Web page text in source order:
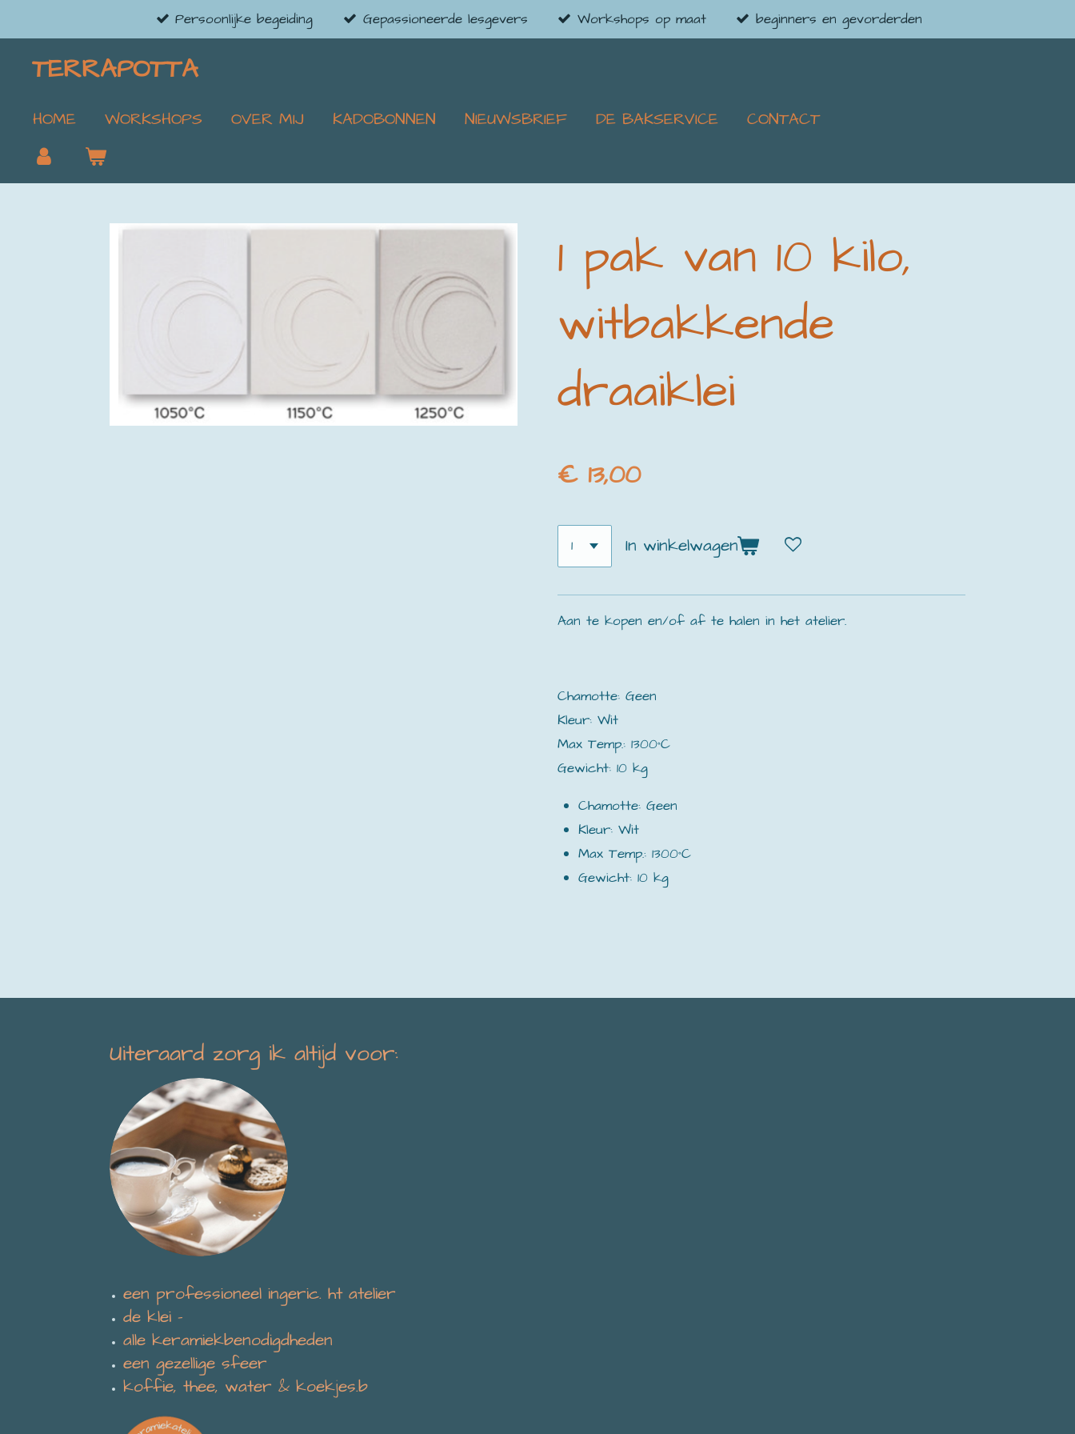
direct
naar
hoofdinhoud
Persoonlijke begeiding Gepassioneerde lesgevers Workshops op maat beginners en gevorderden
TERRAPOTTA
HOME WORKSHOPS OVER MIJ KADOBONNEN NIEUWSBRIEF DE BAKSERVICE CONTACT
1 pak van 10 kilo,
witbakkende
draaiklei
€ 13,00
In winkelwagen
Aan te kopen en/of af te halen in het atelier.
Chamotte: Geen
Kleur: Wit
Max Temp.: 1300°C
Gewicht: 10 kg
Chamotte: Geen
Kleur: Wit
Max Temp.: 1300°C
Gewicht: 10 kg
Uiteraard zorg ik altijd voor:
een professioneel ingeric. ht atelier
de klei -
alle keramiekbenodigdheden
een gezellige sfeer
koffie, thee, water & koekjes.b